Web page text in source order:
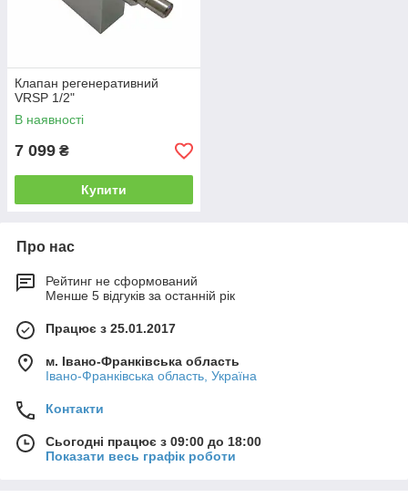
Клапан регенеративний
VRSP 1/2"
В наявності
7 099 ₴
Купити
Про нас
Рейтинг не сформований
Менше 5 відгуків за останній рік
Працює з 25.01.2017
м. Івано-Франківська область
Івано-Франківська область, Україна
Контакти
Сьогодні працює з 09:00 до 18:00
Показати весь графік роботи